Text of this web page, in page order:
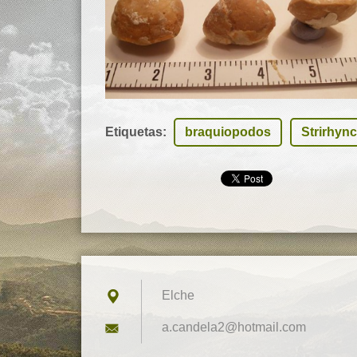
Etiquetas: braquiopodos
Elche
a.candel a2@hotmail.com